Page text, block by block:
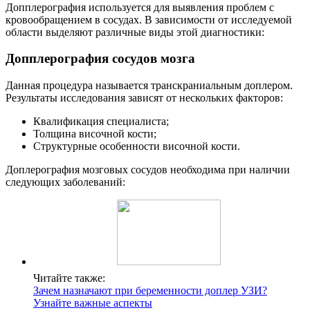
Допплерография используется для выявления проблем с
кровообращением в сосудах. В зависимости от исследуемой
области выделяют различные виды этой диагностики:
Допплерография сосудов мозга
Данная процедура называется транскраниальным доплером.
Результаты исследования зависят от нескольких факторов:
Квалификация специалиста;
Толщина височной кости;
Структурные особенности височной кости.
Доплерография мозговых сосудов необходима при наличии
следующих заболеваний:
Читайте также:
Зачем назначают при беременности доплер УЗИ?
Узнайте важные аспекты